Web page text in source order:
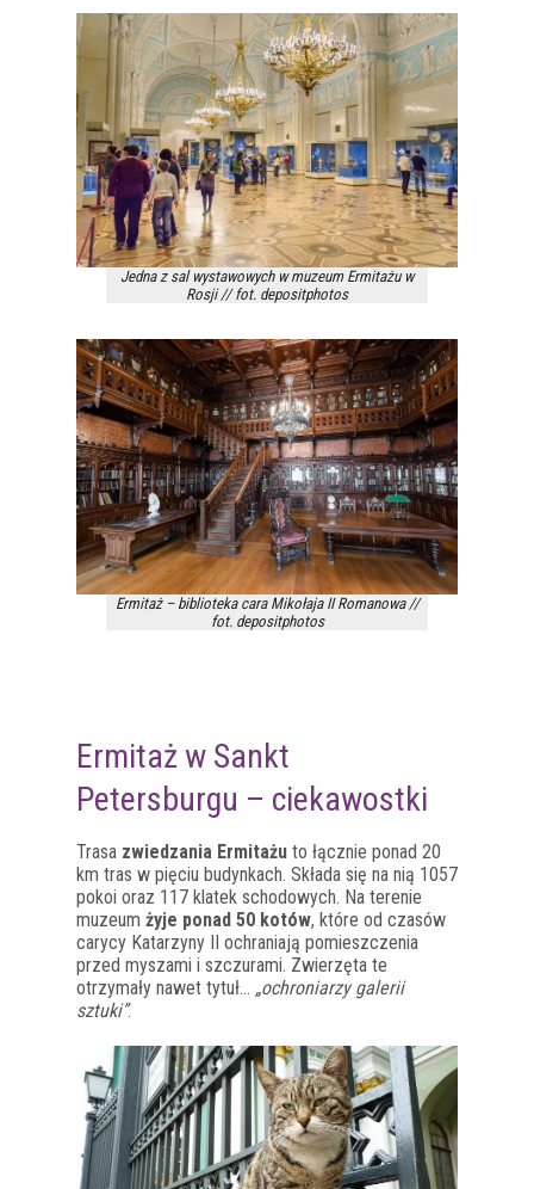
Jedna z sal wystawowych w muzeum Ermitażu w
Rosji // fot. depositphotos
Ermitaż – biblioteka cara Mikołaja II Romanowa //
fot. depositphotos
Ermitaż w Sankt
Petersburgu – ciekawostki
Trasa zwiedzania Ermitażu to łącznie ponad 20
km tras w pięciu budynkach. Składa się na nią 1057
pokoi oraz 117 klatek schodowych. Na terenie
muzeum żyje ponad 50 kotów, które od czasów
carycy Katarzyny II ochraniają pomieszczenia
przed myszami i szczurami. Zwierzęta te
otrzymały nawet tytuł… „ochroniarzy galerii
sztuki”.